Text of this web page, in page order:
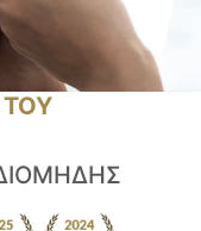
ΤΟΥ